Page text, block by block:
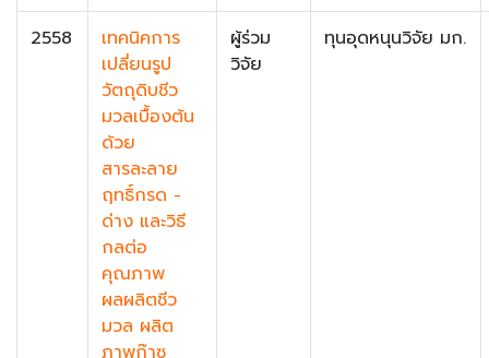
2558
เทคนิคการ
เปลี่ยนรูป
วัตถุดิบชีว
มวลเบื้องต้น
ด้วย
สารละลาย
ฤทธิ์กรด -
ด่าง และวิธี
กลต่อ
คุณภาพ
ผลผลิตชีว
มวล ผลิต
ภาพก๊าซ
ผู้ร่วม
วิจัย
ทุนอุดหนุนวิจัย มก.